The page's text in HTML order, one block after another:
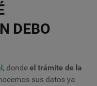
DEBO
, donde el trámite de la
sus datos ya